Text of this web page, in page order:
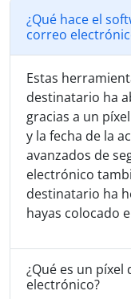
¿Qué hace el
correo
Estas
destinatario ha
gracias a un
y la fecha de la
avanzados de
electrónico
destinatario ha
hayas colocado
¿Qué es un
electrónico?